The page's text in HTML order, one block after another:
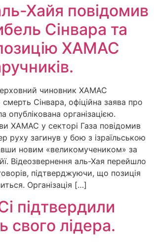
Хайя повідомив
Сінвара та
ХАМАС
чиновник ХАМАС
Сінвара, офіційна заява про
опублікована організацією.
ХАМАС у секторі Газа повідомив
руху загинув у бою з ізраїльською
новим «великомучеником» за
Відеозвернення aль-Хая перейшло
підтверджуючи, що позиція
Організація […]
підтвердили
свого лідера.